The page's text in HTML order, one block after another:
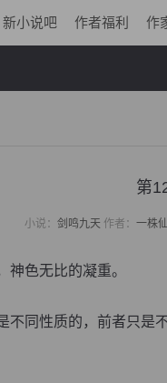
新小说吧 作者福利 作
第
小说： 剑鸣九天 作者： 一株
色无比的凝重。
同性质的，前者只是